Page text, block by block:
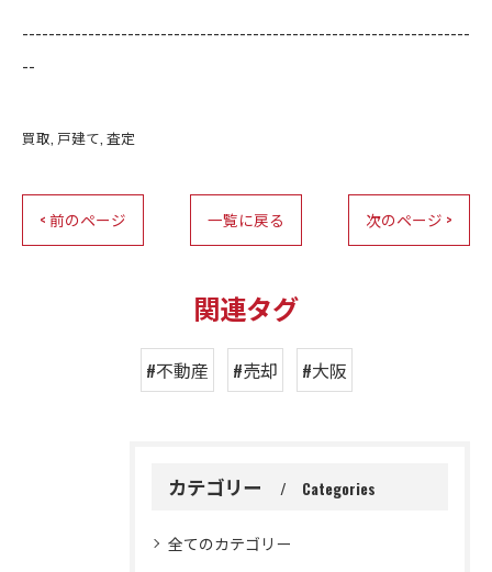
--------------------------------------------------------------------
--
買取 戸建て 査定
< 前のページ 一覧に戻る 次のページ >
関連タグ
#不動産 #売却 #大阪
カテゴリー Categories
全てのカテゴリー